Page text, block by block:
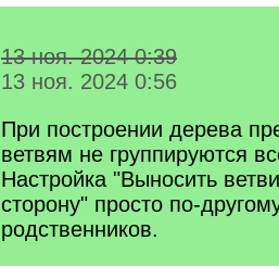
13 ноя. 2024 0:39
13 ноя. 2024 0:56
При построении дерева
ветвям не группируются
Настройка "Выносить
сторону" просто по-
родственников.